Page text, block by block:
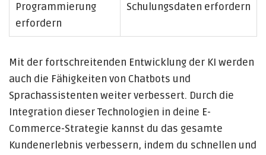
Programmierung
erfordern
Schulungsdaten erfordern
Mit der fortschreitenden Entwicklung der KI werden
auch die Fähigkeiten von Chatbots und
Sprachassistenten weiter verbessert. Durch die
Integration dieser Technologien in deine E-
Commerce-Strategie kannst du das gesamte
Kundenerlebnis verbessern, indem du schnellen und